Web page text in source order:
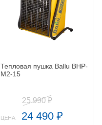
Тепловая пушка Ballu BHP-
M2-15
25 990 ₽
ЦЕНА: 24 490 ₽